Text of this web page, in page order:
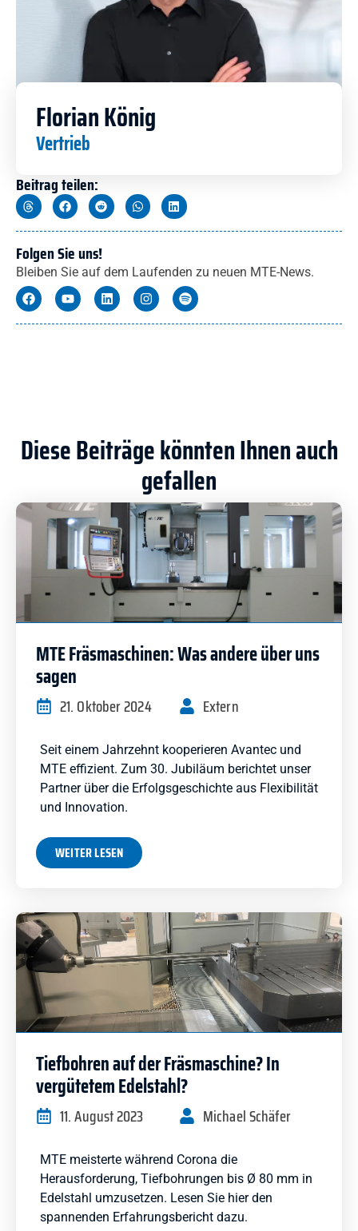
Florian König
Vertrieb
Beitrag teilen:
Folgen Sie uns!
Bleiben Sie auf dem Laufenden zu neuen MTE-News.
Diese Beiträge könnten Ihnen auch
gefallen
MTE Fräsmaschinen: Was andere über uns
sagen
21. Oktober 2024 Extern
Seit einem Jahrzehnt kooperieren Avantec und
MTE effizient. Zum 30. Jubiläum berichtet unser
Partner über die Erfolgsgeschichte aus Flexibilität
und Innovation.
WEITER LESEN
Tiefbohren auf der Fräsmaschine? In
vergütetem Edelstahl?
11. August 2023 Michael Schäfer
MTE meisterte während Corona die
Herausforderung, Tiefbohrungen bis Ø 80 mm in
Edelstahl umzusetzen. Lesen Sie hier den
spannenden Erfahrungsbericht dazu.